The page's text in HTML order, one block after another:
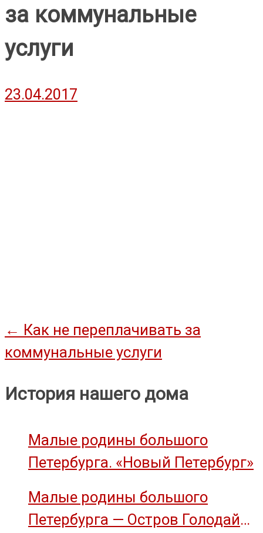
за коммунальные
услуги
23.04.2017
Навигация
по
записям
← Как не переплачивать за
коммунальные услуги
История нашего дома
Малые родины большого
Петербурга. «Новый Петербург»
Малые родины большого
Петербурга — Остров Голодай